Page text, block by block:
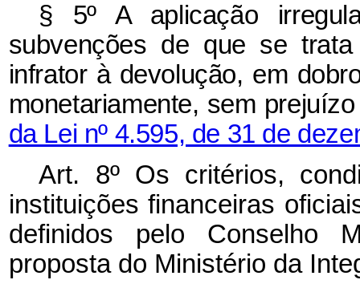
§ 5º A aplicação
subvenções de que se
infrator à devolução, em
monetariamente, sem
da Lei nº 4.595, de 31 de
Art. 8º Os critérios,
instituições financeiras
definidos pelo Conselho
proposta do Ministério da